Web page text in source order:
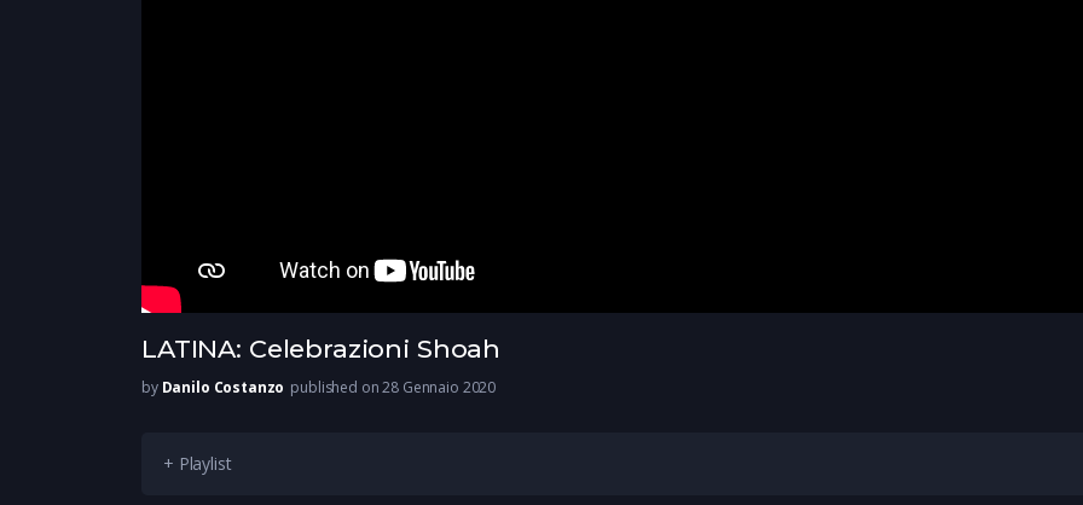
LATINA: Celebrazioni Shoah
by Danilo Costanzo published on 28 Gennaio 2020
+ Playlist